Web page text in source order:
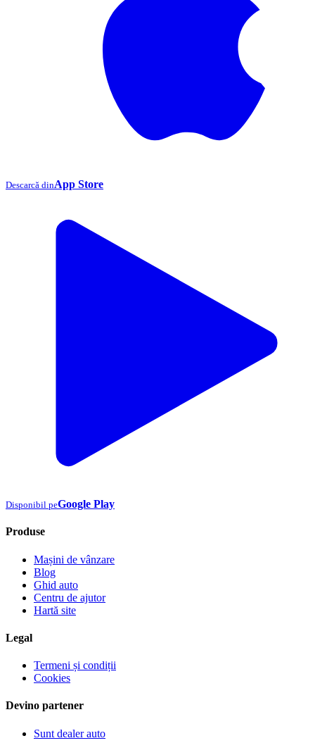
Descarcă dinApp Store
Disponibil peGoogle Play
Produse
Mașini de vânzare
Blog
Ghid auto
Centru de ajutor
Hartă site
Legal
Termeni și condiții
Cookies
Devino partener
Sunt dealer auto